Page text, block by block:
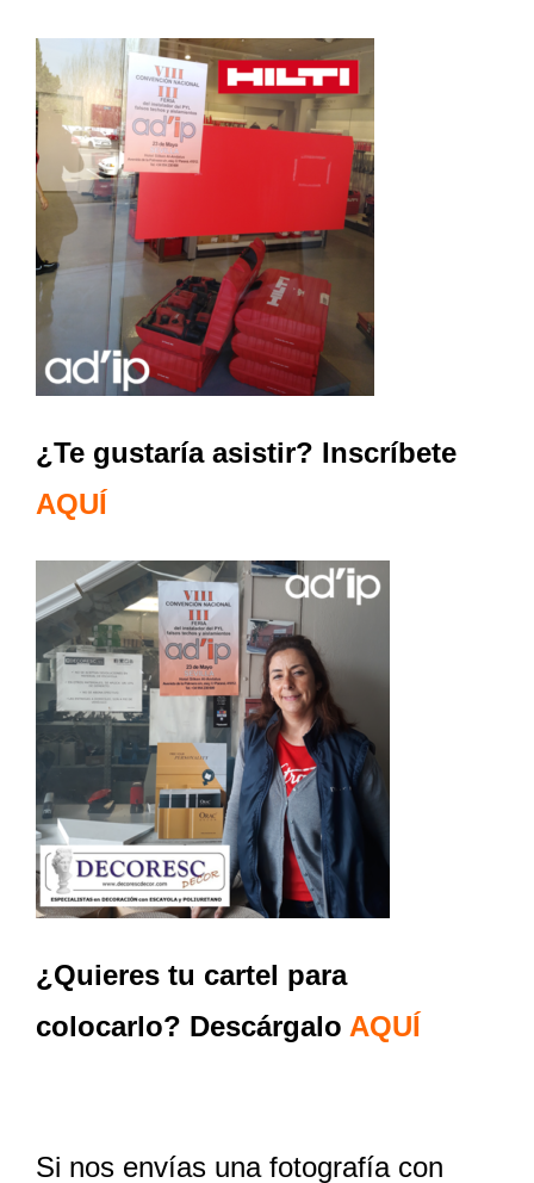
¿Te gustaría asistir? Inscríbete
AQUÍ
¿Quieres tu cartel para
colocarlo? Descárgalo AQUÍ
Si nos envías una fotografía con